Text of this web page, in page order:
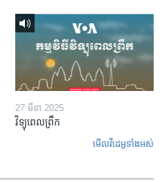
27 មីនា 2025
វិទ្យុពេលព្រឹក
មើល​វីដេអូ​ទាំង​អស់